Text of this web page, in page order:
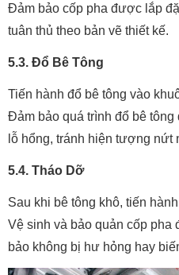
Đảm bảo cốp pha được lắp
tuân thủ theo bản vẽ thiết kế.
5.3. Đổ Bê Tông
Tiến hành đổ bê tông vào
Đảm bảo quá trình đổ bê
lỗ hổng, tránh hiện tượng nứt
5.4. Tháo Dỡ
Sau khi bê tông khô, tiến
Vệ sinh và bảo quản cốp pha
bảo không bị hư hỏng hay